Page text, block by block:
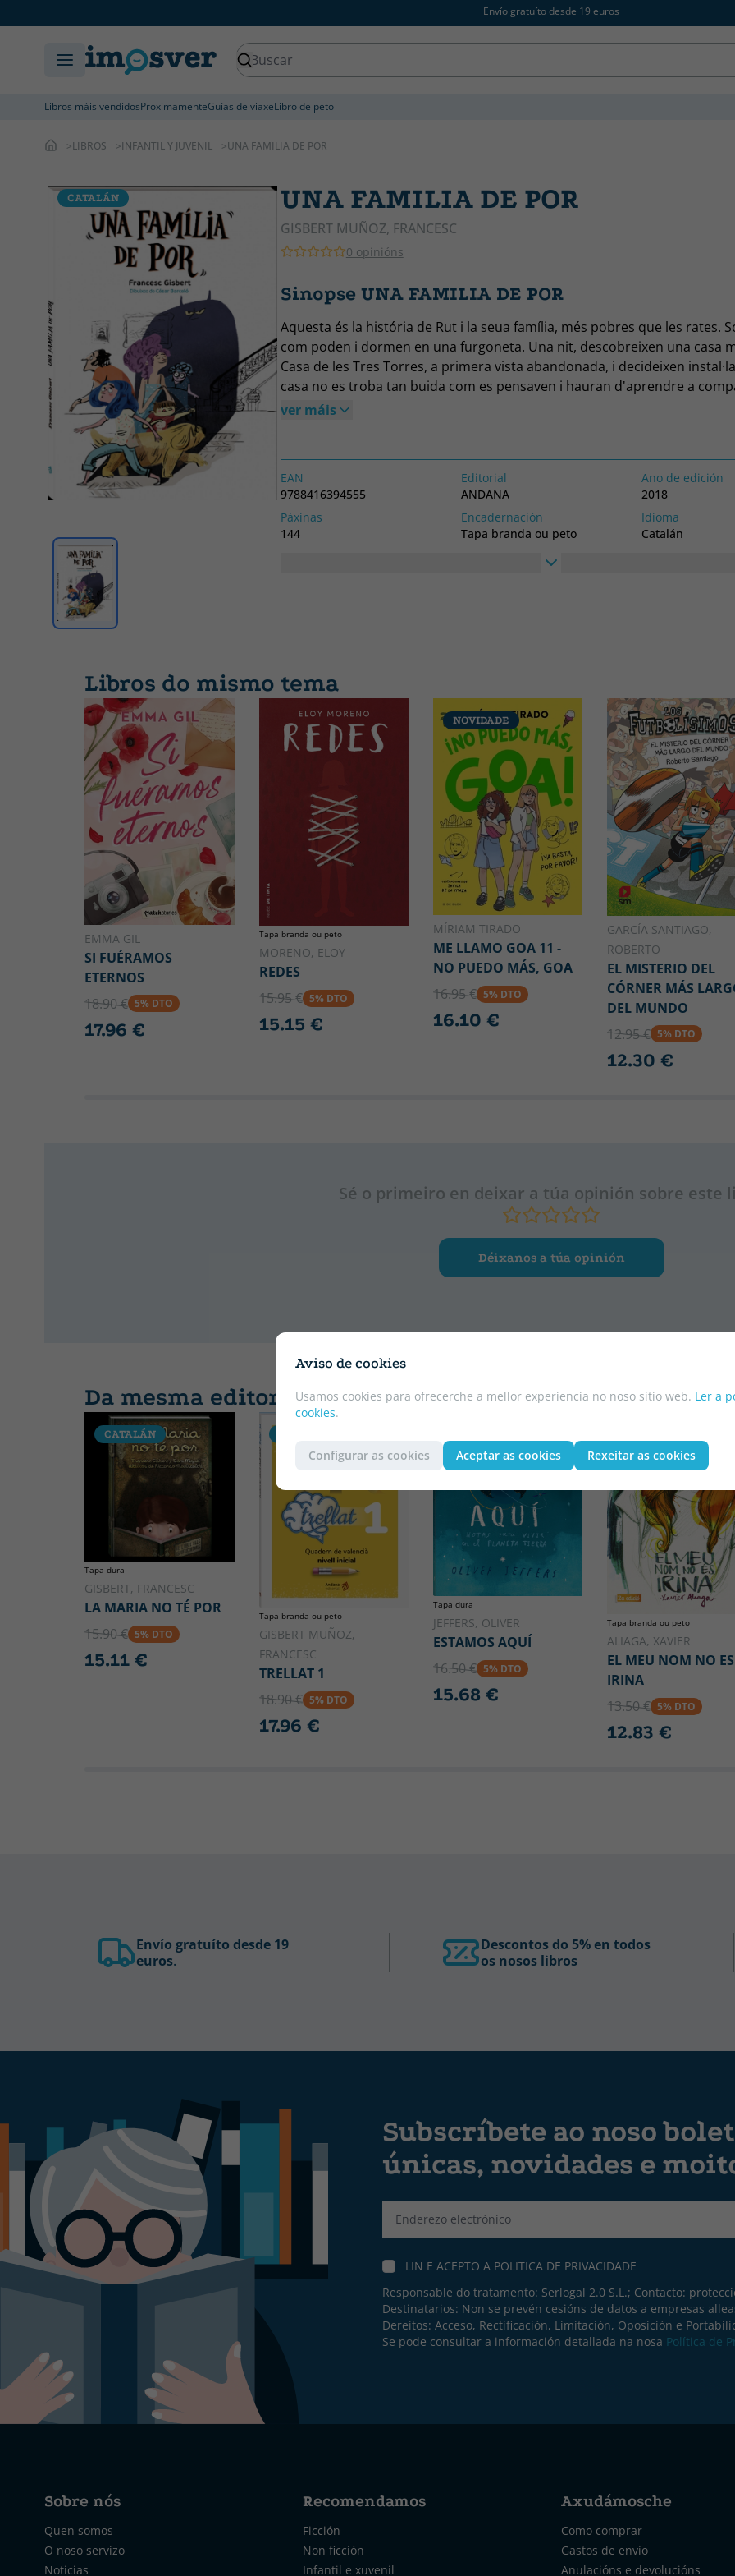
Envío gratuíto desde 19 euros
Libros máis vendidosProximamenteGuías de viaxeLibro de peto
Aviso de cookies
Usamos cookies para ofrecerche a mellor experiencia no noso sitio web. Ler a
cookies.
Configurar as cookies Aceptar as cookies Rexeitar as cookies
LIBROS INFANTIL Y JUVENIL UNA FAMILIA DE POR
CATALÁN UNA FAMILIA DE POR
GISBERT MUÑOZ, FRANCESC
0 opinións
Sinopse UNA FAMILIA DE POR
Aquesta és la história de Rut i la seua família, més pobres que les rates.
com poden i dormen en una furgoneta. Una nit, descobreixen una casa
Casa de les Tres Torres, a primera vista abandonada, i decideixen
casa no es troba tan buida com es pensaven i hauran d'aprendre a
una altra família de monstres. Monstres i humans seran capaÇos de
ver máis
EAN
9788416394555
Editorial
ANDANA
Ano de edición
2018
Páxinas
144
Encadernación
Tapa branda ou peto
Idioma
Catalán
Libros do mismo tema
EMMA GIL
SI FUÉRAMOS
ETERNOS
18.90 € 5% DTO
17.96 €
Tapa branda ou peto
MORENO, ELOY
REDES
15.95 € 5% DTO
15.15 €
NOVIDADE
MÍRIAM TIRADO
ME LLAMO GOA 11 -
NO PUEDO MÁS, GOA
16.95 € 5% DTO
16.10 €
GARCÍA SANTIAGO,
ROBERTO
EL MISTERIO DEL
CÓRNER MÁS
DEL MUNDO
12.95 € 5% DTO
12.30 €
Sé o primeiro en deixar a túa opinión sobre este
Déixanos a túa opinión
Da mesma editorial
CATALÁN
Tapa dura
GISBERT, FRANCESC
LA MARIA NO TÉ POR
15.90 € 5% DTO
15.11 €
Tapa branda ou peto
GISBERT MUÑOZ,
FRANCESC
TRELLAT 1
18.90 € 5% DTO
17.96 €
Tapa dura
JEFFERS, OLIVER
ESTAMOS AQUÍ
16.50 € 5% DTO
15.68 €
Tapa branda ou peto
ALIAGA, XAVIER
EL MEU NOM NO ES
IRINA
13.50 € 5% DTO
12.83 €
Envío gratuíto desde 19
euros.
Descontos do 5% en todos
os nosos libros
Subscríbete ao noso
únicas, novidades e
LIN E ACEPTO A POLITICA DE PRIVACIDADE
Responsable do tratamento: Serlogal 2.0 S.L.; Contacto:
Destinatarios: Non se prevén cesións de datos a empresas
Dereitos: Acceso, Rectificación, Limitación, Oposición e
Se pode consultar a información detallada na nosa Política de
Sobre nós
Quen somos
O noso servizo
Noticias
Recomendamos
Ficción
Non ficción
Infantil e xuvenil
Axudámosche
Como comprar
Gastos de envío
Anulacións e devolucións